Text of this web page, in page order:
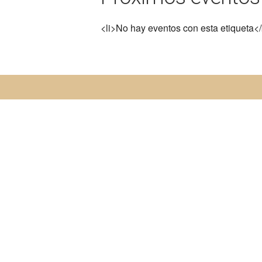
<li>No hay eventos con esta